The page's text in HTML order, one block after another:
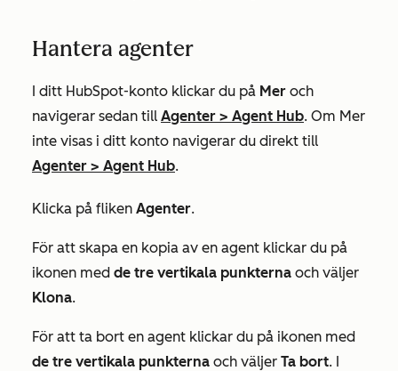
Hantera agenter
I ditt HubSpot-konto klickar du på Mer och
navigerar sedan till Agenter > Agent Hub. Om Mer
inte visas i ditt konto navigerar du direkt till
Agenter > Agent Hub.
Klicka på fliken Agenter.
För att skapa en kopia av en agent klickar du på
ikonen med de tre vertikala punkterna och väljer
Klona.
För att ta bort en agent klickar du på ikonen med
de tre vertikala punkterna och väljer Ta bort. I